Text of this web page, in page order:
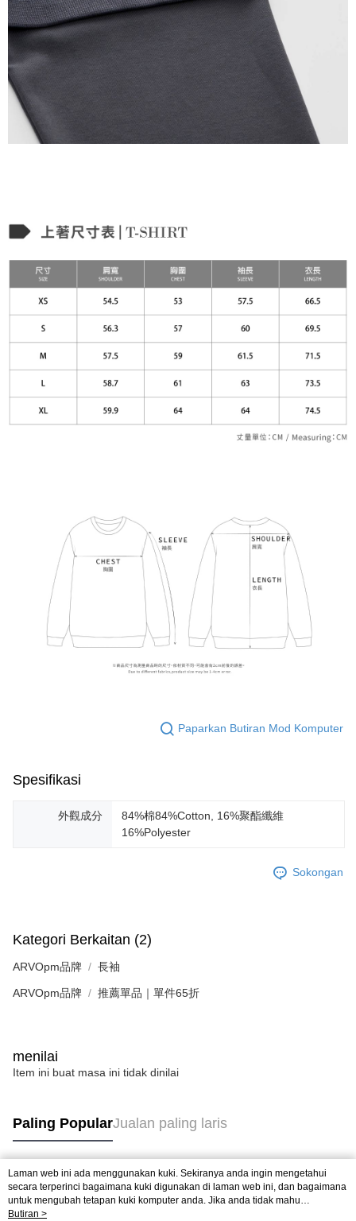
Paparkan Butiran Mod Komputer
Spesifikasi
外觀成分
84%棉84%Cotton, 16%聚酯纖維
16%Polyester
Sokongan
Kategori Berkaitan (2)
ARVOpm品牌 長袖
ARVOpm品牌 推薦單品｜單件65折
menilai
Item ini buat masa ini tidak dinilai
Paling PopularJualan paling laris
Tag Popular
Laman web ini ada menggunakan kuki. Sekiranya anda ingin mengetahui
secara terperinci bagaimana kuki digunakan di laman web ini, dan bagaimana
untuk mengubah tetapan kuki komputer anda. Jika anda tidak mahu
menggunakan kuki di komputer anda, sila rujuk penerangan mengenai kuki.
Butiran >